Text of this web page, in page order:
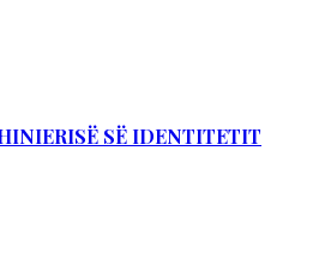
SË IDENTITETIT